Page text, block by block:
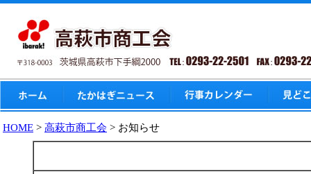
HOME > 高萩市商工会 > お知らせ